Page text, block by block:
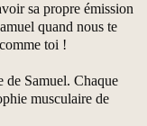
sa propre émission
quand nous te
toi !
de Samuel. Chaque
musculaire de